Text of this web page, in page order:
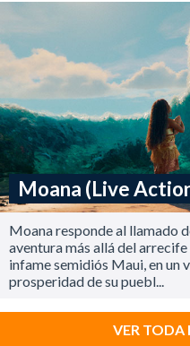
Moana (Live
Moana responde al llamado
aventura más allá del
infame semidiós Maui, en un
prosperidad de su puebl...
VER TODA